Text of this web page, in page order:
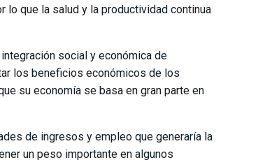
que la salud y la productividad continua
social y económica de
los beneficios económicos de los
su economía se basa en gran parte en
de ingresos y empleo que generaría la
un peso importante en algunos